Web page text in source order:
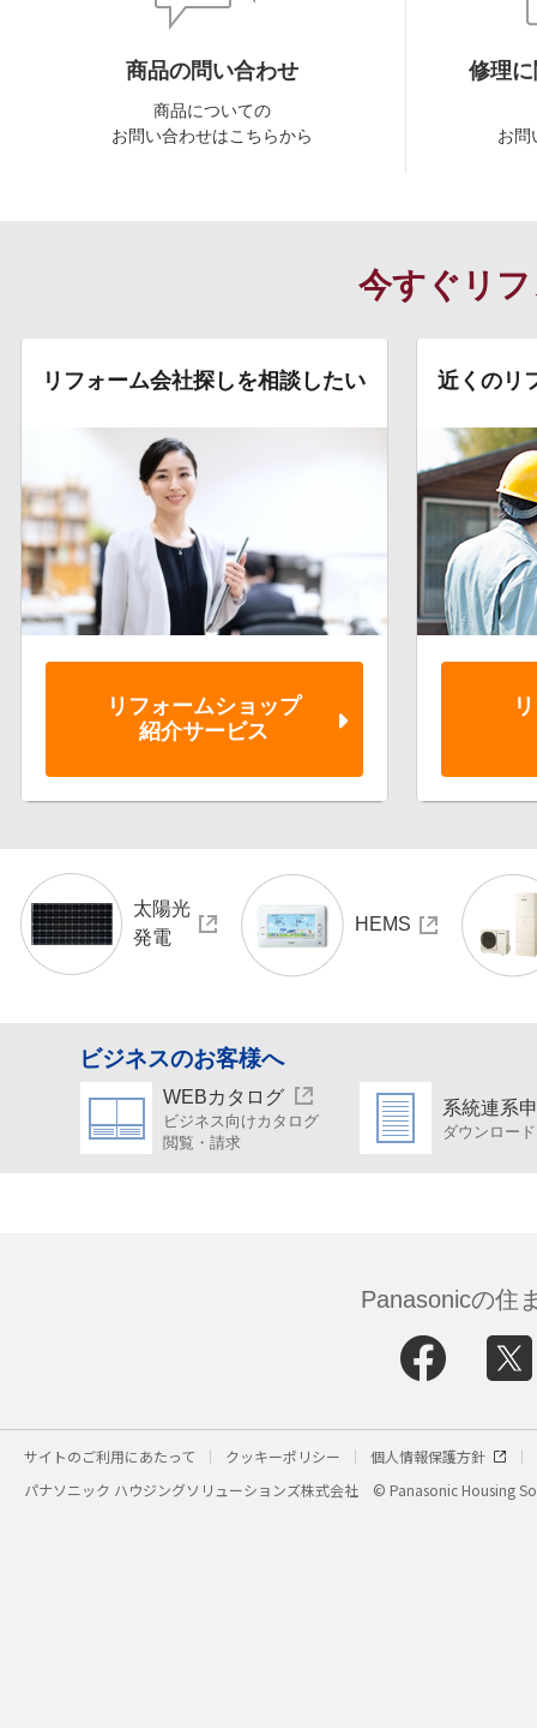
商品の問い合わせ
商品についての
お問い合わせはこちらから
修理
お問
今すぐリ
リフォーム会社探しを相談したい
リフォームショップ
紹介サービス
近くのリ
太陽光
発電
HEMS
ビジネスのお客様へ
WEBカタログ
ビジネス向けカタログ
閲覧・請求
系統連系
ダウンロード
Panasonicの住
サイトのご利用にあたって クッキーポリシー
個人情報保護方針
パナソニック ハウジングソリューションズ株式会社
© Panasonic Housing